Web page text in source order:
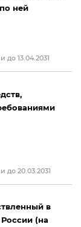
ней
13.04.2031
20.03.2031
в
(на